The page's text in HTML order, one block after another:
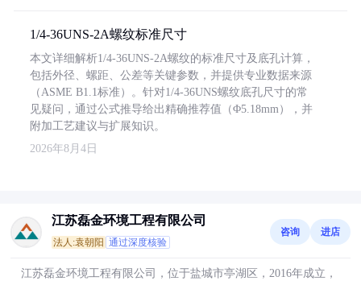
1/4-36UNS-2A螺纹标准尺寸
本文详细解析1/4-36UNS-2A螺纹的标准尺寸及底孔计算，
包括外径、螺距、公差等关键参数，并提供专业数据来源
（ASME B1.1标准）。针对1/4-36UNS螺纹底孔尺寸的常
见疑问，通过公式推导给出精确推荐值（Φ5.18mm），并
附加工艺建议与扩展知识。
2026年8月4日
江苏磊金环境工程有限公司
法人:袁朝阳 通过深度核验
咨询 进店
江苏磊金环境工程有限公司，位于盐城市亭湖区，2016年成立，